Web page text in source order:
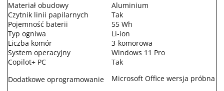
Materiał obudowy
Aluminium
Czytnik linii papilarnych
Tak
Pojemność baterii
55 Wh
Typ ogniwa
Li-ion
Liczba komór
3-komorowa
System operacyjny
Windows 11 Pro
Copilot+ PC
Tak
Dodatkowe oprogramowanie
Microsoft Office wersja próbna